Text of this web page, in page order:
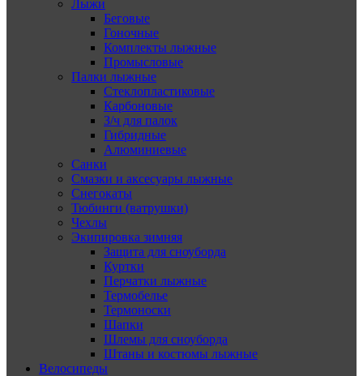
Лыжи
Беговые
Гоночные
Комплекты лыжные
Промысловые
Палки лыжные
Стеклопластиковые
Карбоновые
З/ч для палок
Гибридные
Алюминиевые
Санки
Смазки и аксесуары лыжные
Снегокаты
Тюбинги (ватрушки)
Чехлы
Экипировка зимняя
Защита для сноуборда
Куртки
Перчатки лыжные
Термобелье
Термоноски
Шапки
Шлемы для сноуборда
Штаны и костюмы лыжные
Велосипеды